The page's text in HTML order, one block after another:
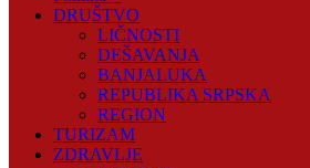
DRUŠTVO
LIČNOSTI
DEŠAVANJA
BANJALUKA
REPUBLIKA SRPSKA
REGION
TURIZAM
ZDRAVLJE